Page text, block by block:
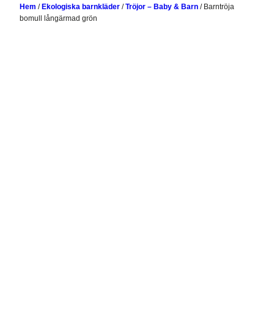
Hem / Ekologiska barnkläder /Tröjor – Baby & Barn / Barntröja
bomull långärmad grön